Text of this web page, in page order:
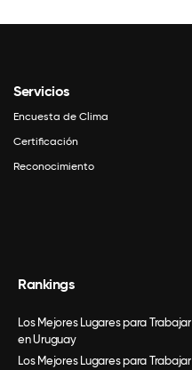
Servicios
Encuesta de Clima
Certificación
Reconocimiento
Rankings
Los Mejores Lugares para Trabajar
en Uruguay
Los Mejores Lugares para Trabajar